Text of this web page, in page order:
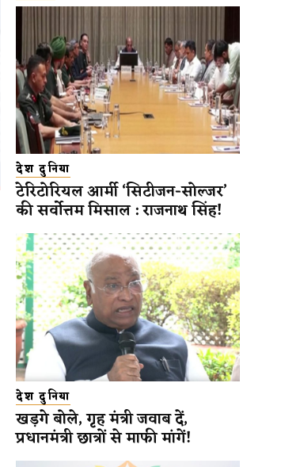
देश दुनिया
टेरिटोरियल आर्मी ‘सिटीजन-सोल्जर’
की सर्वोत्तम मिसाल : राजनाथ सिंह!
देश दुनिया
खड़गे बोले, गृह मंत्री जवाब दें,
प्रधानमंत्री छात्रों से माफी मांगें!